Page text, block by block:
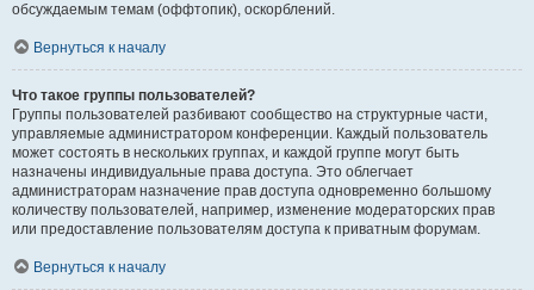
обсуждаемым темам (оффтопик), оскорблений.
Вернуться к началу
Что такое группы пользователей?
Группы пользователей разбивают сообщество на структурные части,
управляемые администратором конференции. Каждый пользователь
может состоять в нескольких группах, и каждой группе могут быть
назначены индивидуальные права доступа. Это облегчает
администраторам назначение прав доступа одновременно большому
количеству пользователей, например, изменение модераторских прав
или предоставление пользователям доступа к приватным форумам.
Вернуться к началу